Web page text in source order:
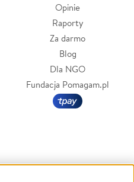
Opinie
Raporty
Za darmo
Blog
Dla NGO
Fundacja Pomagam.pl